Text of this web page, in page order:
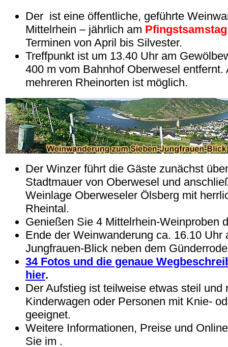
Der ist eine öffentliche, geführte
Mittelrhein – jährlich am Pfingstsamstag
Terminen von April bis Silvester.
Treffpunkt ist um 13.40 Uhr am
400 m vom Bahnhof Oberwesel
mehreren Rheinorten ist möglich.
Der Winzer führt die Gäste zunächst
Stadtmauer von Oberwesel und
Weinlage Oberweseler Ölsberg mit
Rheintal.
Genießen Sie 4 Mittelrhein-Weinproben
Ende der Weinwanderung ca. 16.10 Uhr
Jungfrauen-Blick neben dem
34 Fotos und die genaue
hier.
Der Aufstieg ist teilweise etwas steil und
Kinderwagen oder Personen mit Knie-
geeignet.
Weitere Informationen, Preise und
Sie im .